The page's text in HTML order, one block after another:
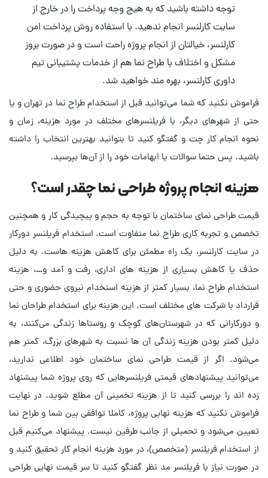
توجه داشته باشید که به هیچ وجه پرداخت را در خارج از
سایت کارلنسر انجام ندهید. با استفاده روش پرداخت امن
کارلنسر، خیالتان از انجام پروژه راحت است و در صورت بروز
مشکل و اختلاف با طراح نما هم از خدمات پشتیبانی تیم
داوری کارلنسر، بهره مند خواهید شد.
فراموش نکنید که شما می‌توانید قبل از استخدام طراح نما در تهران و یا
حتی از شهرهای دیگر، با فریلنسرهای مختلف در مورد هزینه، زمان و
نحوه انجام کار چت و گفتگو کنید تا بتوانید بهترین انتخاب را داشته
باشید. پس حتما سوالات یا ابهامات خود را از آن‌ها بپرسید.
هزینه انجام پروژه طراحی نما چقدر است؟
قیمت طراحی نمای ساختمان با توجه به حجم و پیچیدگی کار و همچنین
تخصص و تجربه کاری طراح نما متفاوت است. استخدام فریلنسر دورکار
در سایت کارلنسر، یک راه مطمئن برای کاهش هزینه هاست. به دلیل
حذف یا کاهش بسیاری از هزینه های اداری، رفت و آمد و…، هزینه
استخدام طراح نما، بسیار کمتر از هزینه استخدام نیروی حضوری و حتی
قرارداد با شرکت های مختلف است. این هزینه برای استخدام طراحان نما
و دورکارانی که در شهرستان‌های کوچک و روستاها زندگی می‌کنند، به
دلیل کمتر بودن هزینه زندگی آن ها نسبت به شهرهای بزرگ، کمتر هم
می‌شود. اگر از قیمت طراحی نما‌ی ساختمان خود اطلاعی ندارید،
می‌توانید پیشنهادهای قیمتی فریلنسرهایی که روی پروژه شما پیشنهاد
زده اند را بررسی کنید تا از هزینه تخمینی آن مطلع شوید. در نهایت
فراموش نکنید که هزینه نهایی پروژه، کاملا توافقی بین شما و طراح نما
تعیین می‌شود و تحمیلی از جانب طرفین نیست. پیشنهاد می‌کنیم قبل
از استخدام فریلنسر (متخصص)، در مورد هزینه انجام کار تحقیق کنید و
در صورت نیاز با فریلنسر مد نظر گفتگو کنید تا سر قیمت نهایی طراحی